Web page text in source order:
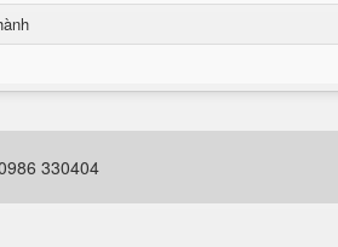
330404